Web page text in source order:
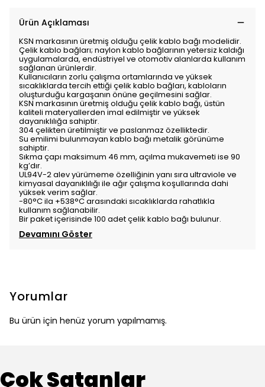
Ürün Açıklaması
KSN markasının üretmiş olduğu çelik kablo bağı modelidir.
Çelik kablo bağları; naylon kablo bağlarının yetersiz kaldığı
uygulamalarda, endüstriyel ve otomotiv alanlarda kullanım
sağlanan ürünlerdir.
Kullanıcıların zorlu çalışma ortamlarında ve yüksek
sıcaklıklarda tercih ettiği çelik kablo bağları, kabloların
oluşturduğu kargaşanın önüne geçilmesini sağlar.
KSN markasının üretmiş olduğu çelik kablo bağı, üstün
kaliteli materyallerden imal edilmiştir ve yüksek
dayanıklılığa sahiptir.
304 çelikten üretilmiştir ve paslanmaz özelliktedir.
Su emilimi bulunmayan kablo bağı metalik görünüme
sahiptir.
Sıkma çapı maksimum 46 mm, açılma mukavemeti ise 90
kg’dır.
UL94V-2 alev yürümeme özelliğinin yanı sıra ultraviole ve
kimyasal dayanıklılığı ile ağır çalışma koşullarında dahi
yüksek verim sağlar.
-80°C ila +538°C arasındaki sıcaklıklarda rahatlıkla
kullanım sağlanabilir.
Bir paket içerisinde 100 adet çelik kablo bağı bulunur.
Devamını Göster
Yorumlar
Bu ürün için henüz yorum yapılmamış.
Çok Satanlar